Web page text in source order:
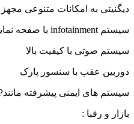
دیگنیتی به امکانات متنوعی
سیستم infotainment با صفحه نمایش لمسی
سیستم صوتی با کیفیت بالا
دوربین عقب با سنسور پارک
سیستم های ایمنی پیشرفته مانندEBD/ABS/ESP
بازار و رقبا :